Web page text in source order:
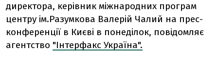
директора, керівник міжнародних програм
центру ім.Разумкова Валерій Чалий на прес-
конференції в Києві в понеділок, повідомляє
агентство "Інтерфакс Україна".